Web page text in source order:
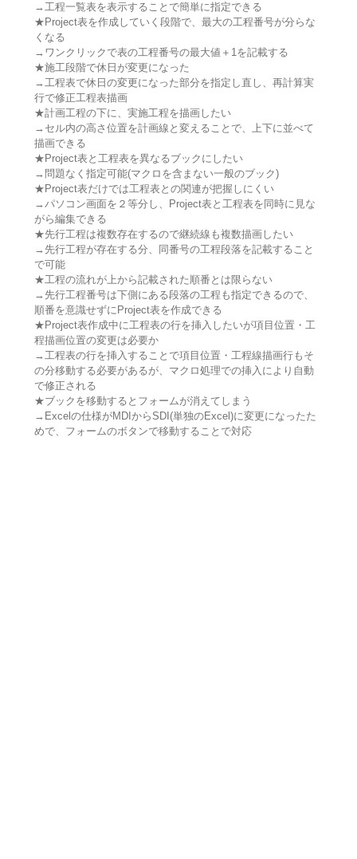
→工程一覧表を表示することで簡単に指定できる
★Project表を作成していく段階で、最大の工程番号が分らな
くなる
→ワンクリックで表の工程番号の最大値＋1を記載する
★施工段階で休日が変更になった
→工程表で休日の変更になった部分を指定し直し、再計算実
行で修正工程表描画
★計画工程の下に、実施工程を描画したい
→セル内の高さ位置を計画線と変えることで、上下に並べて
描画できる
★Project表と工程表を異なるブックにしたい
→問題なく指定可能(マクロを含まない一般のブック)
★Project表だけでは工程表との関連が把握しにくい
→パソコン画面を２等分し、Project表と工程表を同時に見な
がら編集できる
★先行工程は複数存在するので継続線も複数描画したい
→先行工程が存在する分、同番号の工程段落を記載すること
で可能
★工程の流れが上から記載された順番とは限らない
→先行工程番号は下側にある段落の工程も指定できるので、
順番を意識せずにProject表を作成できる
★Project表作成中に工程表の行を挿入したいが項目位置・工
程描画位置の変更は必要か
→工程表の行を挿入することで項目位置・工程線描画行もそ
の分移動する必要があるが、マクロ処理での挿入により自動
で修正される
★ブックを移動するとフォームが消えてしまう
→Excelの仕様がMDIからSDI(単独のExcel)に変更になったた
めで、フォームのボタンで移動することで対応